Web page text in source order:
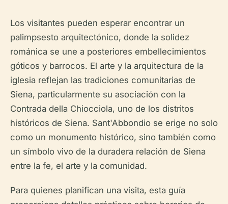
Los visitantes pueden esperar encontrar un
palimpsesto arquitectónico, donde la solidez
románica se une a posteriores embellecimientos
góticos y barrocos. El arte y la arquitectura de la
iglesia reflejan las tradiciones comunitarias de
Siena, particularmente su asociación con la
Contrada della Chiocciola, uno de los distritos
históricos de Siena. Sant'Abbondio se erige no solo
como un monumento histórico, sino también como
un símbolo vivo de la duradera relación de Siena
entre la fe, el arte y la comunidad.
Para quienes planifican una visita, esta guía